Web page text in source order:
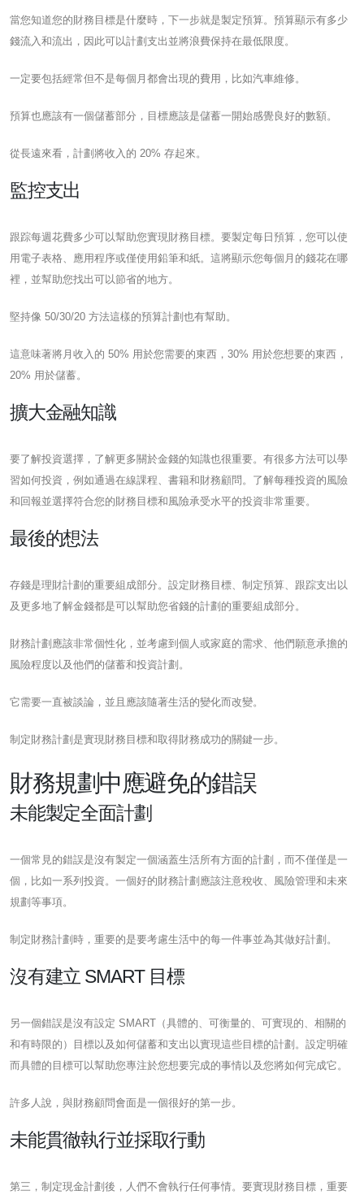
當您知道您的財務目標是什麼時，下一步就是製定預算。預算顯示有多少
錢流入和流出，因此可以計劃支出並將浪費保持在最低限度。
一定要包括經常但不是每個月都會出現的費用，比如汽車維修。
預算也應該有一個儲蓄部分，目標應該是儲蓄一開始感覺良好的數額。
從長遠來看，計劃將收入的 20% 存起來。
監控支出
跟踪每週花費多少可以幫助您實現財務目標。要製定每日預算，您可以使
用電子表格、應用程序或僅使用鉛筆和紙。這將顯示您每個月的錢花在哪
裡，並幫助您找出可以節省的地方。
堅持像 50/30/20 方法這樣的預算計劃也有幫助。
這意味著將月收入的 50% 用於您需要的東西，30% 用於您想要的東西，
20% 用於儲蓄。
擴大金融知識
要了解投資選擇，了解更多關於金錢的知識也很重要。有很多方法可以學
習如何投資，例如通過在線課程、書籍和財務顧問。了解每種投資的風險
和回報並選擇符合您的財務目標和風險承受水平的投資非常重要。
最後的想法
存錢是理財計劃的重要組成部分。設定財務目標、制定預算、跟踪支出以
及更多地了解金錢都是可以幫助您省錢的計劃的重要組成部分。
財務計劃應該非常個性化，並考慮到個人或家庭的需求、他們願意承擔的
風險程度以及他們的儲蓄和投資計劃。
它需要一直被談論，並且應該隨著生活的變化而改變。
制定財務計劃是實現財務目標和取得財務成功的關鍵一步。
財務規劃中應避免的錯誤
未能製定全面計劃
一個常見的錯誤是沒有製定一個涵蓋生活所有方面的計劃，而不僅僅是一
個，比如一系列投資。一個好的財務計劃應該注意稅收、風險管理和未來
規劃等事項。
制定財務計劃時，重要的是要考慮生活中的每一件事並為其做好計劃。
沒有建立 SMART 目標
另一個錯誤是沒有設定 SMART（具體的、可衡量的、可實現的、相關的
和有時限的）目標以及如何儲蓄和支出以實現這些目標的計劃。設定明確
而具體的目標可以幫助您專注於您想要完成的事情以及您將如何完成它。
許多人說，與財務顧問會面是一個很好的第一步。
未能貫徹執行並採取行動
第三，制定現金計劃後，人們不會執行任何事情。要實現財務目標，重要